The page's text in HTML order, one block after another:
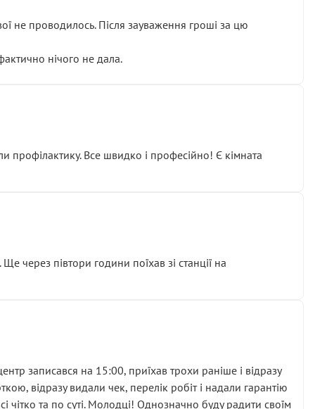
не проводилось. Після зауваження гроші за цю
нічого не дала.
профілактику. Все швидко і професійно! Є кімната
через півтори години поїхав зі станції на
записався на 15:00, приїхав трохи раніше і відразу
відразу видали чек, перелік робіт і надали гарантію
та по суті. Молодці! Однозначно буду радити своїм